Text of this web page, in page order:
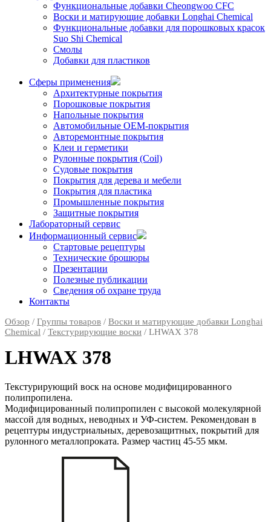
Функциональные добавки Cheongwoo СFC
Воски и матирующие добавки Longhai Chemical
Функциональные добавки для порошковых красок
Suo Shi Chemical
Смолы
Добавки для пластиков
Сферы применения
Архитектурные покрытия
Порошковые покрытия
Напольные покрытия
Автомобильные ОЕМ-покрытия
Авторемонтные покрытия
Клеи и герметики
Рулонные покрытия (Coil)
Судовые покрытия
Покрытия для дерева и мебели
Покрытия для пластика
Промышленные покрытия
Защитные покрытия
Лабораторный сервис
Информационный сервис
Стартовые рецептуры
Технические брошюры
Презентации
Полезные публикации
Сведения об охране труда
Контакты
Обзор / Группы товаров / Воски и матирующие добавки Longhai
Chemical / Текстурирующие воски / LHWAX 378
LHWAX 378
Текстурирующий воск на основе модифицированного
полипропилена.
Модифицированный полипропилен с высокой молекулярной
массой для водных, неводных и УФ-систем. Рекомендован в
рецептуры индустриальных, деревозащитных, покрытий для
рулонного металлопроката. Размер частиц 45-55 мкм.